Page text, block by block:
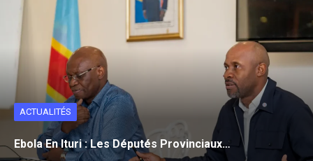
k
d
o
n
p
er
ACTUALITÉS
Ebola En Ituri : Les Députés Provinciaux…